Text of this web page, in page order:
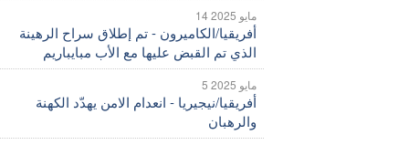
14 مايو 2025
أفريقيا/الكاميرون - تم إطلاق سراح الرهينة
الذي تم القبض عليها مع الأب مبايباريم
5 مايو 2025
أفريقيا/نيجيريا - انعدام الامن يهدّد الكهنة
والرهبان